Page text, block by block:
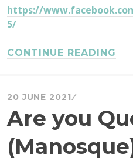
https://
5/
CONTINUE READING
20 JUNE 2021
Are you